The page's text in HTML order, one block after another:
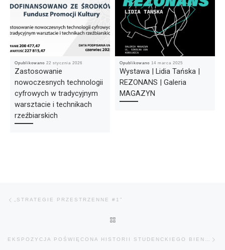
Opublikowano 22 stycznia 2026
Zastosowanie
nowoczesnych technologii
cyfrowych w tradycyjnym
warsztacie i technikach
rzeźbiarskich
Opublikowano 14 marca 2025
Wystawa | Lidia Tańska |
REZONANS | Galeria
MAGAZYN
„STRATEGIE PRZESTRZENNE #1”
EKSPOZYCJA POŚWIĘCONA HISTORII STUDENCKIEGO BIENNALE MAŁEJ FORMY RZEŹBIARSKIEJ W BUDYNKU B